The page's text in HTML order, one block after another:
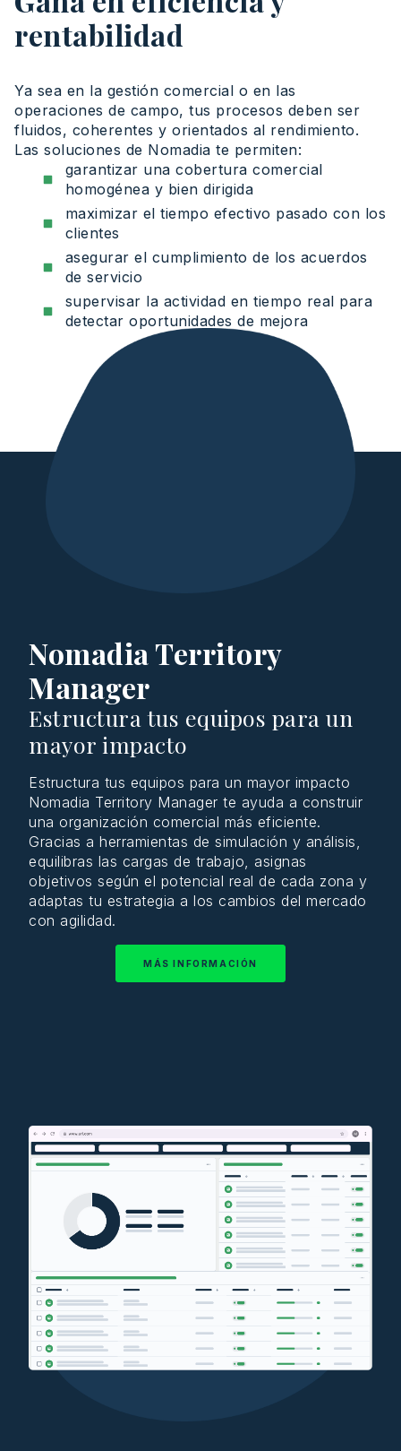
rentabilidad
Ya sea en la gestión comercial o en las
operaciones de campo, tus procesos deben ser
fluidos, coherentes y orientados al rendimiento.
Las soluciones de Nomadia te permiten:
garantizar una cobertura comercial
homogénea y bien dirigida
maximizar el tiempo efectivo pasado con los
clientes
asegurar el cumplimiento de los acuerdos
de servicio
supervisar la actividad en tiempo real para
detectar oportunidades de mejora
Nomadia Territory
Manager
Estructura tus equipos para un
mayor impacto
Estructura tus equipos para un mayor impacto
Nomadia Territory Manager te ayuda a construir
una organización comercial más eficiente.
Gracias a herramientas de simulación y análisis
equilibras las cargas de trabajo
asignas
objetivos según el potencial real de cada zona y
adaptas tu estrategia a los cambios del mercado
con agilidad.
MÁS INFORMACIÓN